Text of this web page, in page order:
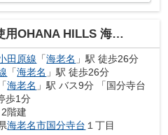
OHANA HILLS 海老名V
田原線 「海老名 」駅 徒歩26分
「海老名 」駅 徒歩26分
「海老名 」駅 バス9分 「国分寺台
歩1分
階建
海老名市国分寺台 １丁目